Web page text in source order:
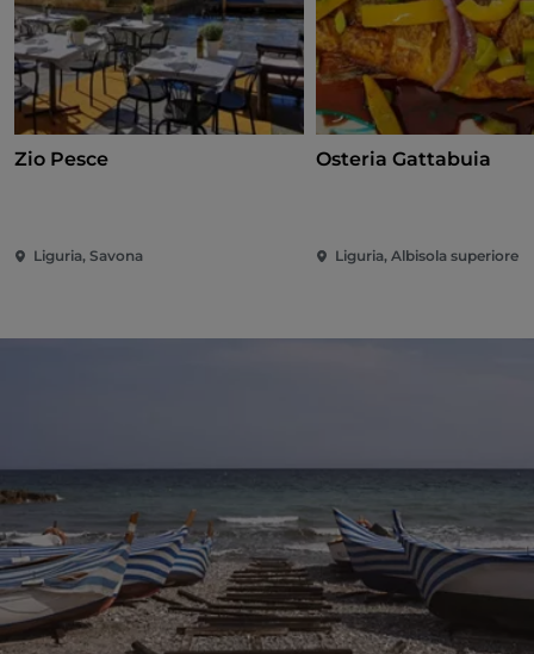
Zio Pesce
Liguria, Savona
Osteria Gattabuia
Liguria, Albisola superiore